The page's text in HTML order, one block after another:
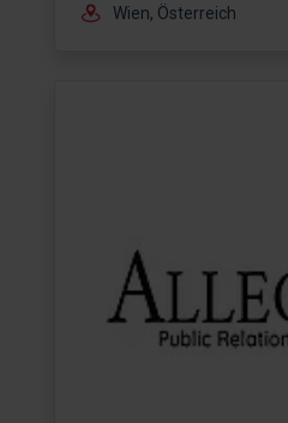
Wien, Österreich